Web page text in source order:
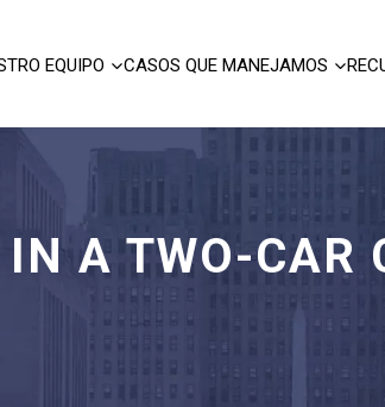
EQUIPO CASOS QUE MANEJAMOS
A TWO-